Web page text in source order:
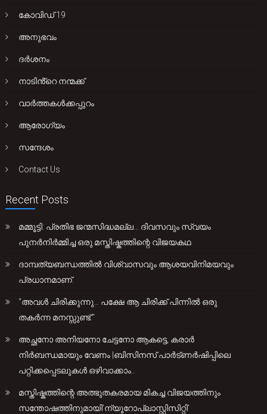
കോവിഡ് 19
അനുഭവം
ദർശനം
നാടിൻ്റെ നന്മക്ക്
വാർത്തകൾക്കപ്പുറം
ആരോഗ്യം
സന്ദേശം
Contact Us
Recent Posts
മമ്മൂട്ടി: പ്രതിഭ ജന്മസിദ്ധമല്ല… ദിവസവും സ്വയം
പുനർനിർമ്മിച്ച ഒരു മസ്തിഷ്കത്തിന്റെ വിജയകഥ
ദാമ്പത്യബന്ധത്തിൽ വിശ്വാസവും ആശയവിനിമയവും
പ്രധാനമാണ്.
“അവൾ ചിരിക്കുന്നു… പക്ഷേ ആ ചിരിക്ക് പിന്നിൽ ഒരു
തകർന്ന മനസ്സുണ്ട്.”
അച്ഛനോ അനിയനോ ചേട്ടനോ ആകട്ടെ, കരാർ
നിർബന്ധമായും വേണം |ബിസിനസ് പാർട്ണർഷിപ്പിലെ
പറ്റിക്കപ്പെടലുകൾ ഒഴിവാക്കാം..
മസ്തിഷ്കത്തിന്റെ അത്ഭുതകരമായ മികച്ച വിജയത്തിനും
സന്തോഷത്തിനുമായി’ന്യൂറോപ്ലാസ്റ്റിസിറ്റി’